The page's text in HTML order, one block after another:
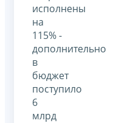
исполнены
на
115% -
дополнительно
в
бюджет
поступило
6
млрд